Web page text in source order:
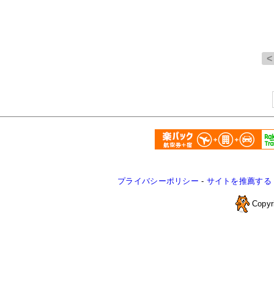
プライバシーポリシー - サイトを推薦する